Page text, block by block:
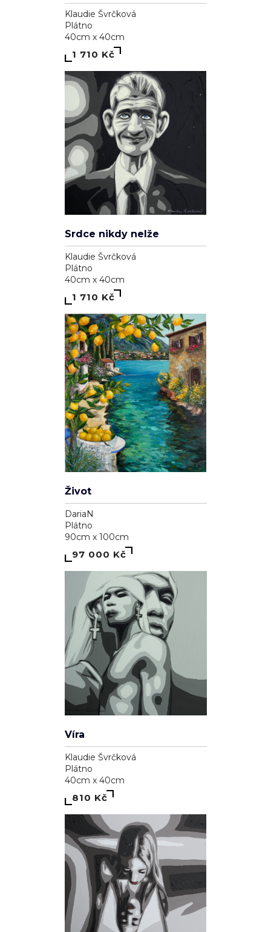
Klaudie Švrčková
Plátno
40cm x 40cm
1 710 Kč
Srdce nikdy nelže
Klaudie Švrčková
Plátno
40cm x 40cm
1 710 Kč
Život
DariaN
Plátno
90cm x 100cm
97 000 Kč
Víra
Klaudie Švrčková
Plátno
40cm x 40cm
810 Kč